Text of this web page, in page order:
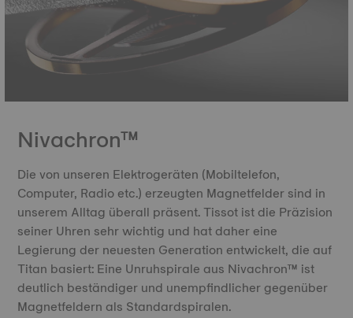
Nivachron™
Die von unseren Elektrogeräten (Mobiltelefon,
Computer, Radio etc.) erzeugten Magnetfelder sind in
unserem Alltag überall präsent. Tissot ist die Präzision
seiner Uhren sehr wichtig und hat daher eine
Legierung der neuesten Generation entwickelt, die auf
Titan basiert: Eine Unruhspirale aus Nivachron™ ist
deutlich beständiger und unempfindlicher gegenüber
Magnetfeldern als Standardspiralen.